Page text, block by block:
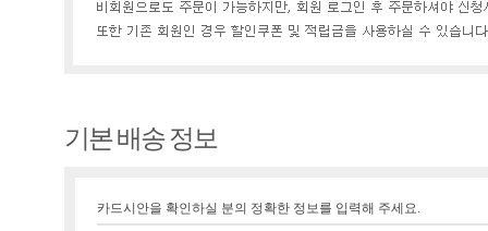
기본 배송 정보
카드시안을 확인하실 분의 정확한 정보를 입력해 주세요.